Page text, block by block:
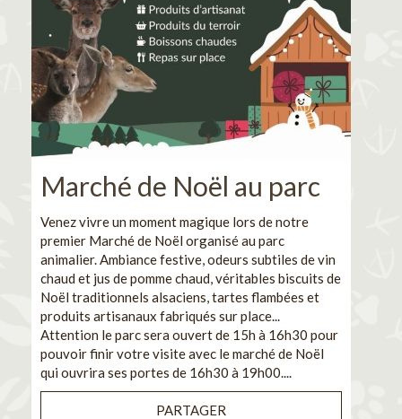
Marché de Noël au parc
Venez vivre un moment magique lors de notre
premier Marché de Noël organisé au parc
animalier. Ambiance festive, odeurs subtiles de vin
chaud et jus de pomme chaud, véritables biscuits de
Noël traditionnels alsaciens, tartes flambées et
produits artisanaux fabriqués sur place...
Attention le parc sera ouvert de 15h à 16h30 pour
pouvoir finir votre visite avec le marché de Noël
qui ouvrira ses portes de 16h30 à 19h00....
PARTAGER